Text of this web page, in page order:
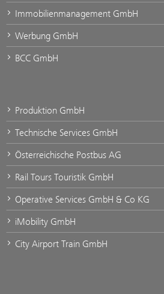
Immobilienmanagement GmbH
Werbung GmbH
BCC GmbH
Produktion GmbH
Technische Services GmbH
Österreichische Postbus AG
Rail Tours Touristik GmbH
Operative Services GmbH & Co KG
iMobility GmbH
City Airport Train GmbH